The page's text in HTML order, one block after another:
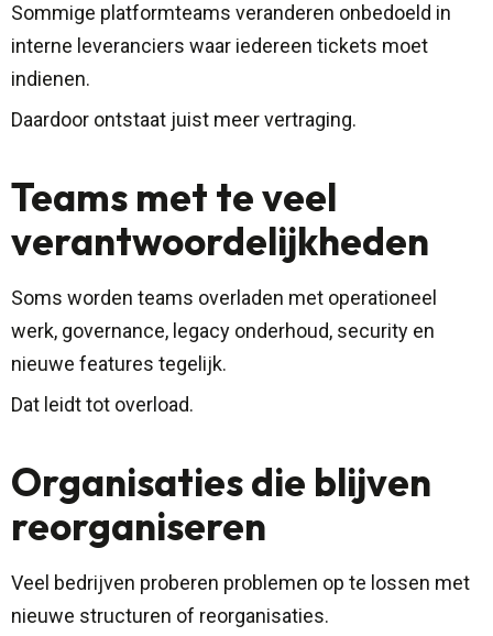
Sommige platformteams veranderen onbedoeld in
interne leveranciers waar iedereen tickets moet
indienen.
Daardoor ontstaat juist meer vertraging.
Teams met te veel
verantwoordelijkheden
Soms worden teams overladen met operationeel
werk, governance, legacy onderhoud, security en
nieuwe features tegelijk.
Dat leidt tot overload.
Organisaties die blijven
reorganiseren
Veel bedrijven proberen problemen op te lossen met
nieuwe structuren of reorganisaties.